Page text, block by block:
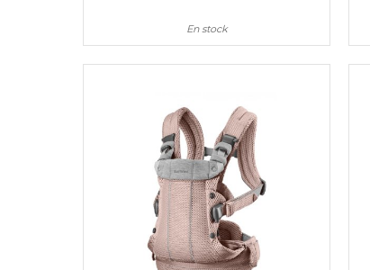
En stock